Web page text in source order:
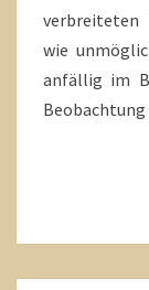
verbreiteten
wie
anfällig im